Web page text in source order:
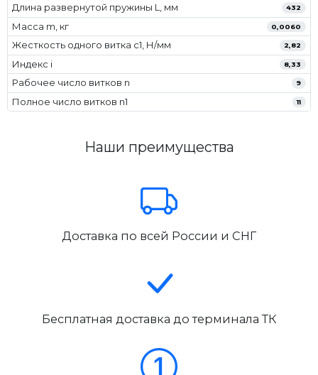
Длина развернутой пружины L, мм 432
Масса m, кг 0,0060
Жесткость одного витка c1, Н/мм 2,82
Индекс i 8,33
Рабочее число витков n 9
Полное число витков n1 11
Наши преимущества
Доставка по всей России и СНГ
Бесплатная доставка до терминала ТК